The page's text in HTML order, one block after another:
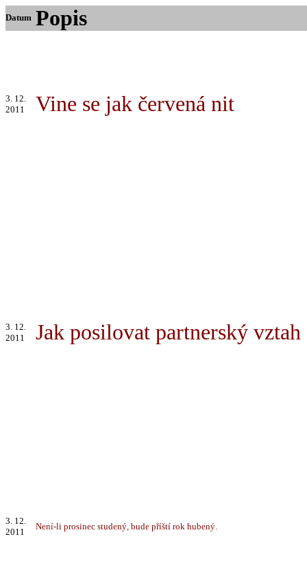
Datum Popis
3. 12.
2011
Vine se jak červená nit
3. 12.
2011
Jak posilovat partnerský vztah
3. 12.
2011
Není-li prosinec studený, bude příští rok hubený.